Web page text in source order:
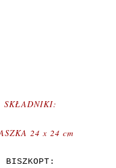
SKŁADNIKI:
24 x 24 cm
BISZKOPT: